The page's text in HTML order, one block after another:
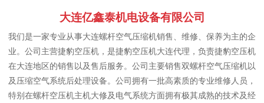
大连亿鑫泰机电设备有限公司
我们是一家专业从事大连螺杆空气压缩机销售、维修、保养为主的企
业。公司主营捷豹空压机，是捷豹空压机大连代理，负责捷豹空压机
在大连地区的销售以及售后服务。公司主要销售双螺杆空气压缩机以
及压缩空气系统后处理设备。公司拥有一批高素质的专业维修人员，
特别在螺杆空压机主机大修及电气系统方面拥有极其成熟的技术及经